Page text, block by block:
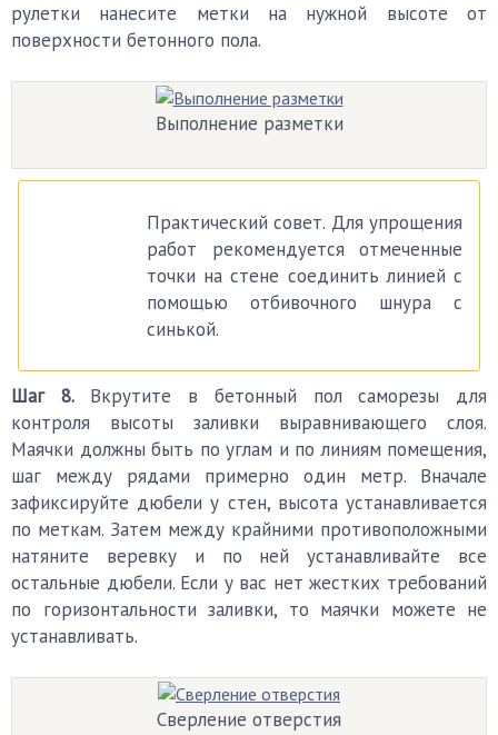
рулетки нанесите метки на нужной высоте от
поверхности бетонного пола.
Выполнение разметки
Практический совет. Для упрощения
работ рекомендуется отмеченные
точки на стене соединить линией с
помощью отбивочного шнура с
синькой.
Шаг 8.Вкрутите в бетонный пол саморезы для
контроля высоты заливки выравнивающего слоя.
Маячки должны быть по углам и по линиям помещения,
шаг между рядами примерно один метр. Вначале
зафиксируйте дюбели у стен, высота устанавливается
по меткам. Затем между крайними противоположными
натяните веревку и по ней устанавливайте все
остальные дюбели. Если у вас нет жестких требований
по горизонтальности заливки, то маячки можете не
устанавливать.
Сверление отверстия